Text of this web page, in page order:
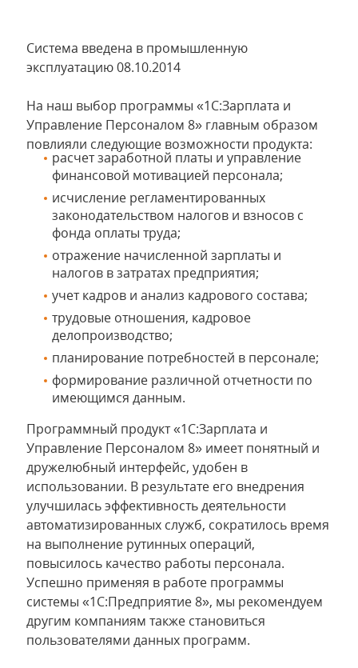
Система введена в промышленную
эксплуатацию 08.10.2014
На наш выбор программы «1С:Зарплата и
Управление Персоналом 8» главным образом
повлияли следующие возможности продукта:
расчет заработной платы и управление
финансовой мотивацией персонала;
исчисление регламентированных
законодательством налогов и взносов с
фонда оплаты труда;
отражение начисленной зарплаты и
налогов в затратах предприятия;
учет кадров и анализ кадрового состава;
трудовые отношения, кадровое
делопроизводство;
планирование потребностей в персонале;
формирование различной отчетности по
имеющимся данным.
Программный продукт «1С:Зарплата и
Управление Персоналом 8» имеет понятный и
дружелюбный интерфейс, удобен в
использовании. В результате его внедрения
улучшилась эффективность деятельности
автоматизированных служб, сократилось время
на выполнение рутинных операций,
повысилось качество работы персонала.
Успешно применяя в работе программы
системы «1С:Предприятие 8», мы рекомендуем
другим компаниям также становиться
пользователями данных программ.